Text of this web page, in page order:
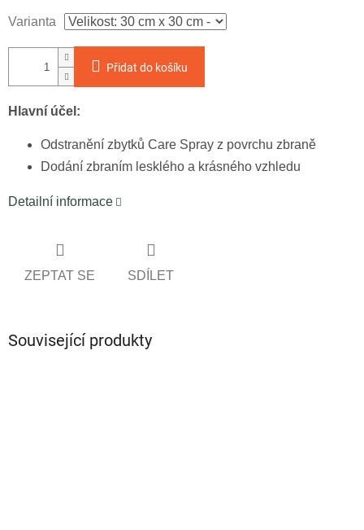
Měrná
Varianta
Přidat do košíku
Hlavní účel:
Odstranění zbytků Care Spray z povrchu zbraně
Dodání zbraním lesklého a krásného vzhledu
Detailní informace
ZEPTAT SE SDÍLET
Související produkty